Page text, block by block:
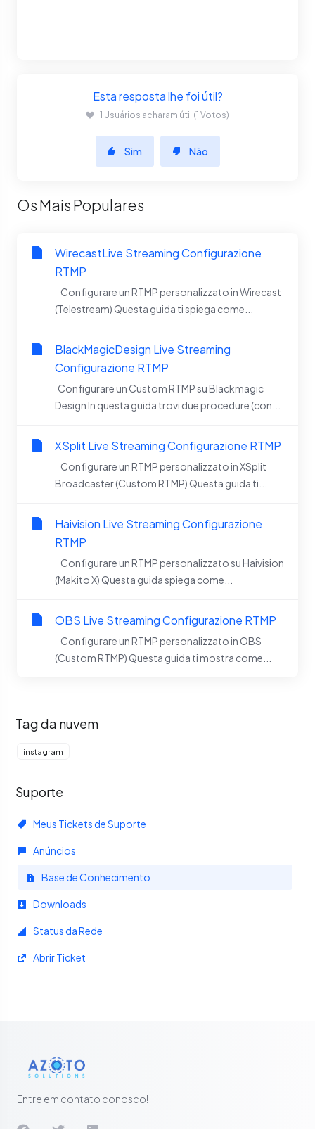
Tag da nuvem
instagram
Suporte
Meus Tickets de Suporte
Anúncios
Base de Conhecimento
Downloads
Status da Rede
Abrir Ticket
Esta resposta lhe foi útil?
1 Usuários acharam útil (1 Votos)
Sim Não
Os Mais Populares
WirecastLive Streaming Configurazione
RTMP
Configurare un RTMP personalizzato in Wirecast
(Telestream) Questa guida ti spiega come...
BlackMagicDesign Live Streaming
Configurazione RTMP
Configurare un Custom RTMP su Blackmagic
Design In questa guida trovi due procedure (con...
XSplit Live Streaming Configurazione RTMP
Configurare un RTMP personalizzato in XSplit
Broadcaster (Custom RTMP) Questa guida ti...
Haivision Live Streaming Configurazione
RTMP
Configurare un RTMP personalizzato su Haivision
(Makito X) Questa guida spiega come...
OBS Live Streaming Configurazione RTMP
Configurare un RTMP personalizzato in OBS
(Custom RTMP) Questa guida ti mostra come...
Entre em contato conosco!